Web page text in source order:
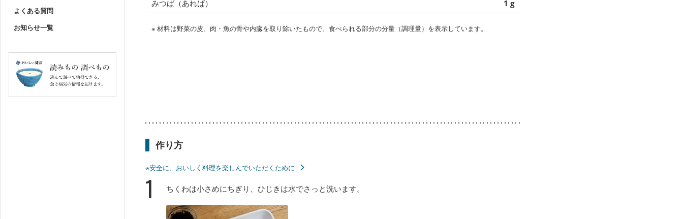
よくある質問
お知らせ一覧
みつば（あれば） 1 g
※ 材料は野菜の皮、肉・魚の骨や内臓を取り除いたもので、食べられる部分の分量（調理量）を表示しています。
作り方
※安全に、おいしく料理を楽しんでいただくために
1 ちくわは小さめにちぎり、ひじきは水でさっと洗います。